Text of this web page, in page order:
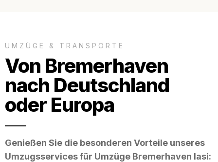
UMZÜGE & TRANSPORTE
Von Bremerhaven
nach Deutschland
oder Europa
Genießen Sie die besonderen Vorteile unseres
Umzugsservices für Umzüge Bremerhaven Iasi: